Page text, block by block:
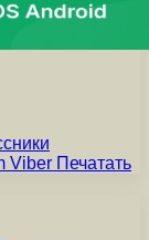
Viber Печатать